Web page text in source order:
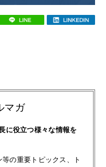
マガ
に役立つ様々な情報を
の重要トピックス、ト